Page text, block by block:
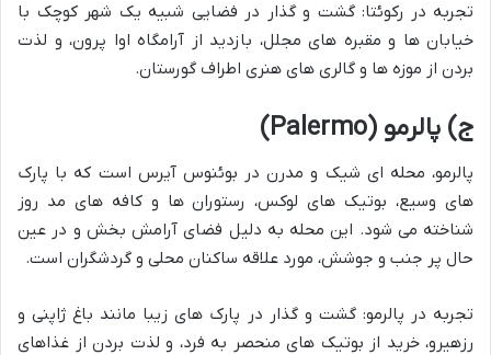
تجربه در رکوئتا: گشت و گذار در فضایی شبیه یک شهر کوچک با
خیابان ها و مقبره های مجلل، بازدید از آرامگاه اوا پرون، و لذت
بردن از موزه ها و گالری های هنری اطراف گورستان.
ج) پالرمو (Palermo)
پالرمو، محله ای شیک و مدرن در بوئنوس آیرس است که با پارک
های وسیع، بوتیک های لوکس، رستوران ها و کافه های مد روز
شناخته می شود. این محله به دلیل فضای آرامش بخش و در عین
حال پر جنب و جوشش، مورد علاقه ساکنان محلی و گردشگران است.
تجربه در پالرمو: گشت و گذار در پارک های زیبا مانند باغ ژاپنی و
رزهیرو، خرید از بوتیک های منحصر به فرد، و لذت بردن از غذاهای